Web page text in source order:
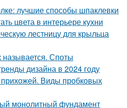
лучшие способы шпаклевки
цвета в интерьере кухни
лестницу для крыльца
называется. Споты
дизайна в 2024 году
Виды пробковых
монолитный фундамент